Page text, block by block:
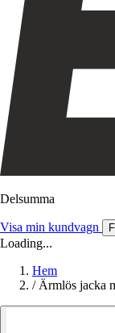
Delsumma
Visa min kundvagn
Loading...
Hem
/ Ärmlös jacka